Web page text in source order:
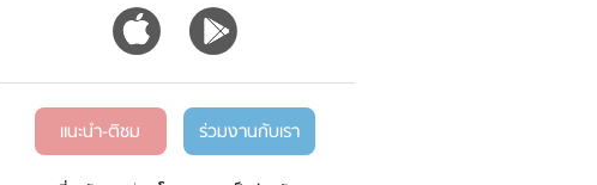
แนะนำ-ติชม ร่วมงานกับเรา